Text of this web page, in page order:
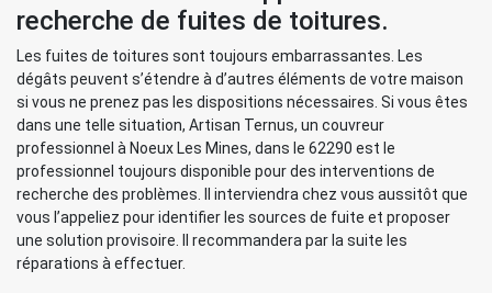
recherche de fuites de toitures.
Les fuites de toitures sont toujours embarrassantes. Les
dégâts peuvent s’étendre à d’autres éléments de votre maison
si vous ne prenez pas les dispositions nécessaires. Si vous êtes
dans une telle situation, Artisan Ternus, un couvreur
professionnel à Noeux Les Mines, dans le 62290 est le
professionnel toujours disponible pour des interventions de
recherche des problèmes. Il interviendra chez vous aussitôt que
vous l’appeliez pour identifier les sources de fuite et proposer
une solution provisoire. Il recommandera par la suite les
réparations à effectuer.